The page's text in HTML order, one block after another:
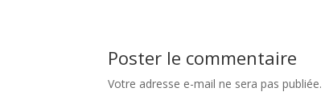
Poster le commentaire
Votre adresse e-mail ne sera pas publiée.